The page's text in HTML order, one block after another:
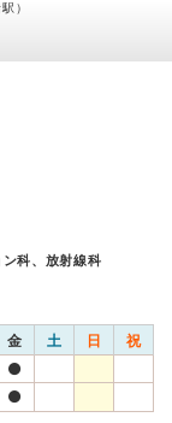
）
科、放射線科
金 土 日 祝